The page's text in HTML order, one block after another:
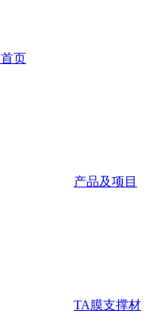
首页
产品及项目
TA膜支撑材